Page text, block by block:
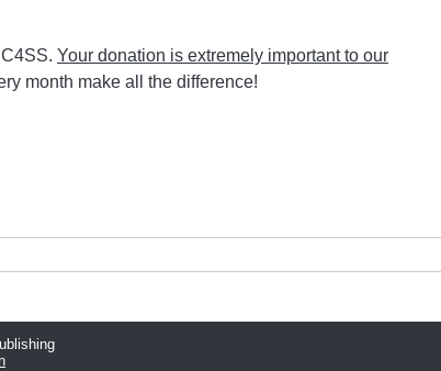
Your donation is extremely important to our
month make all the difference!